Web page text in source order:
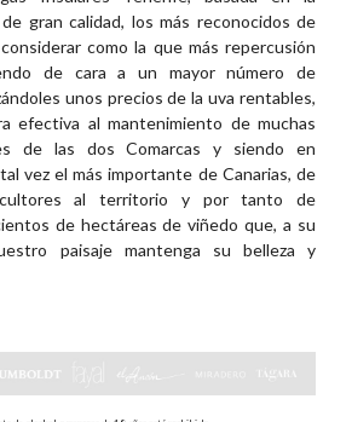
gran calidad, los más reconocidos de
como la que más repercusión
de cara a un mayor número de
unos precios de la uva rentables,
efectiva al mantenimiento de muchas
de las dos Comarcas y siendo en
vez el más importante de Canarias, de
al territorio y por tanto de
de hectáreas de viñedo que, a su
paisaje mantenga su belleza y